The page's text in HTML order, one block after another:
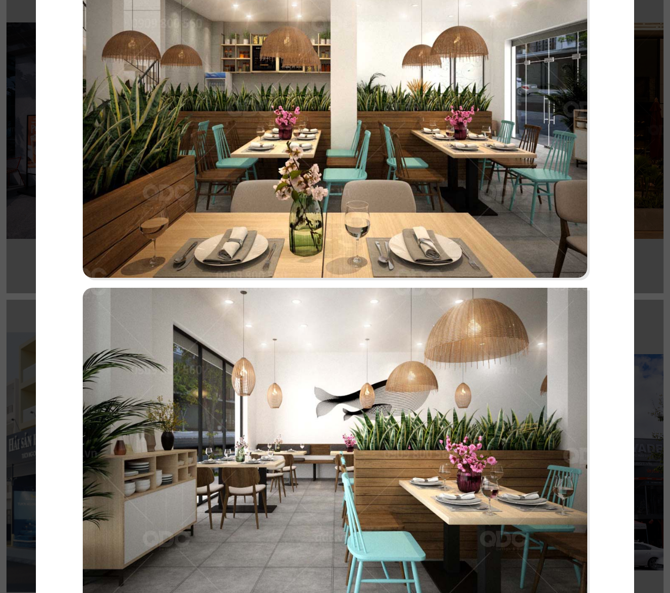
HIGHLANDS COFFEE
Highlands Sunwah do QDC Design & Build thi công sở hữu
không gian hai mặt tiền rộng rãi cùng phong cách thiết kế
hiện đại, sang trọng.
Chi tiết
EL GAUCHO
El Gaucho Lotte Mall hứa hẹn là điểm đến lý tưởng cho trải
nghiệm ẩm thực Âu đỉnh cao mang phong cách công
nghiệp độc đáo
Chi tiết
HẢI SẢN HOÀNG GIA
Đội ngũ thiết kế QDC đã khéo léo kết hợp nét đặc trưng
phong cách Địa Trung Hải với vẻ đẹp thanh lịch, sang trọng
của Indochine
KOI THÉ
QDC rất hân hạnh khi được đồng hành cùng chủ đầu tư cho
dự án tổng thầu thi công chi nhánh KOI Thé đầu tiên tại Biên
Hòa, Đồng Nai.
Chi tiết